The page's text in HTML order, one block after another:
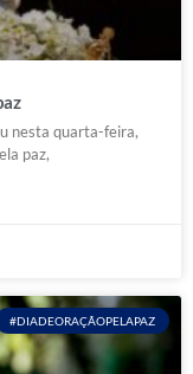
nesta quarta-feira,
paz,
#DIADEORAÇÃOPELAPAZ